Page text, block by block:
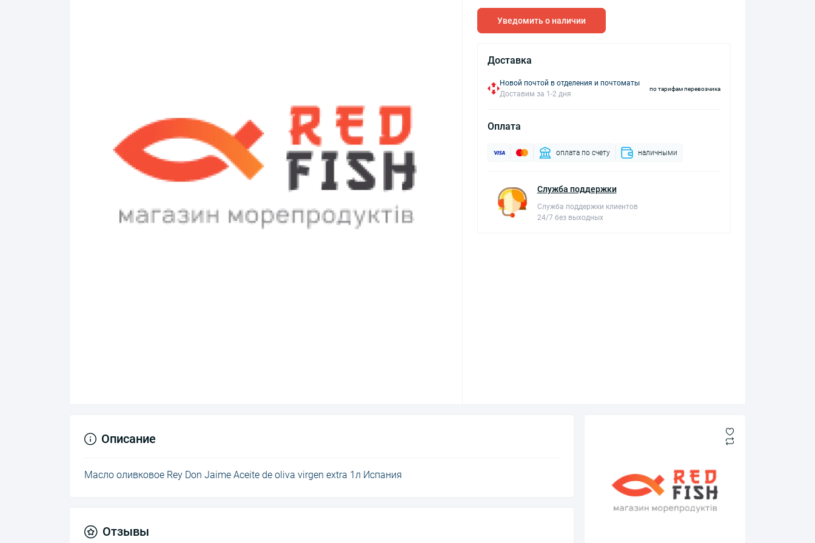
Уведомить о наличии
Доставка
Новой почтой в отделения и почтоматы
Доставим за 1-2 дня
по тарифам перевозчика
Оплата
оплата по счету наличными
Служба поддержки
Служба поддержки клиентов
24/7 без выходных
Описание
Масло оливковое Rey Don Jaime Aceite de oliva virgen extra 1л Испания
Отзывы